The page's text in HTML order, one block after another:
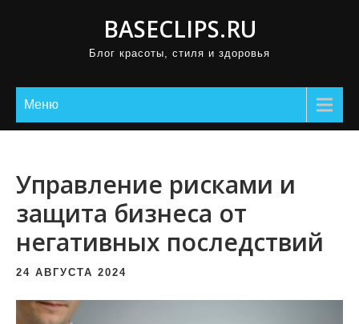
BASECLIPS.RU
Блог красоты, стиля и здоровья
Меню
Управление рисками и
защита бизнеса от
негативных последствий
24 АВГУСТА 2024